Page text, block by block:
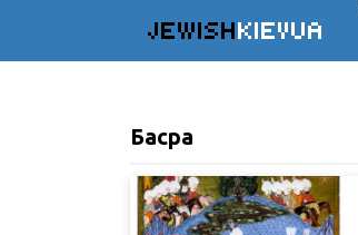
JEWISHKIEVUA
Басра